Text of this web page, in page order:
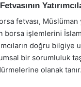
fetvası,
borsa işlemlerini
doğru
bir sorumluluk
olanak tanır.